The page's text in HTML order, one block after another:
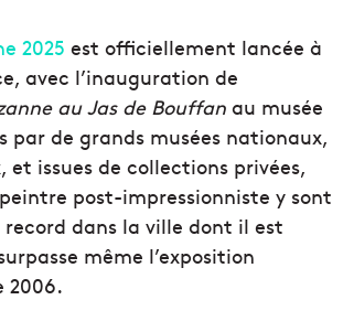
2025 est officiellement lancée à
avec l’inauguration de
au Jas de Bouffan au musée
par de grands musées nationaux,
issues de collections privées,
post-impressionniste y sont
record dans la ville dont il est
même l’exposition
2006.